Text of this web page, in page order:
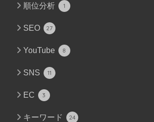
順位分析 1
SEO 27
YouTube 8
SNS 11
EC 3
キーワード 24